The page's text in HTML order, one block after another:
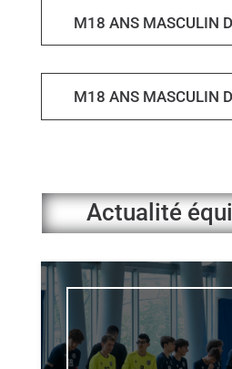
M18 ANS MASCULIN
M18 ANS MASCULIN
Actualité